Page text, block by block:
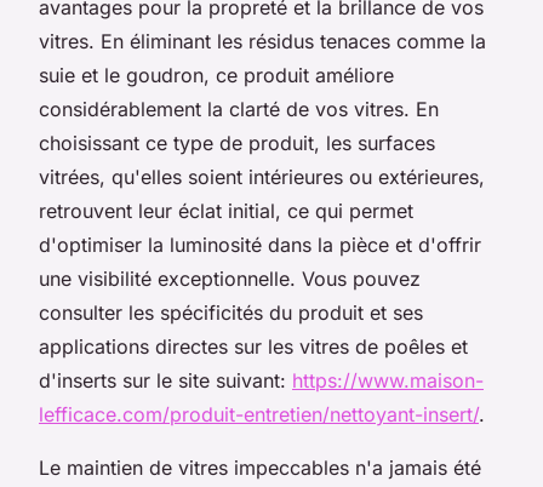
avantages pour la propreté et la brillance de vos
vitres. En éliminant les résidus tenaces comme la
suie et le goudron, ce produit améliore
considérablement la clarté de vos vitres. En
choisissant ce type de produit, les surfaces
vitrées, qu'elles soient intérieures ou extérieures,
retrouvent leur éclat initial, ce qui permet
d'optimiser la luminosité dans la pièce et d'offrir
une visibilité exceptionnelle. Vous pouvez
consulter les spécificités du produit et ses
applications directes sur les vitres de poêles et
d'inserts sur le site suivant: https://www.maison-
lefficace.com/produit-entretien/nettoyant-insert/.
Le maintien de vitres impeccables n'a jamais été